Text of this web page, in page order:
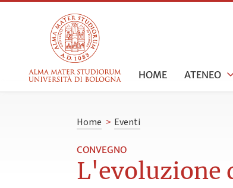
HOME ATENEO
Home > Eventi
CONVEGNO
L'evoluzione